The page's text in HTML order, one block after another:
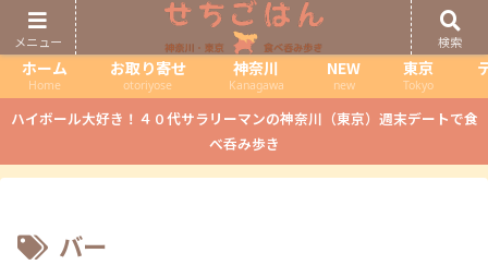
ホーム
Home
お取り寄せ
otoriyose
神奈川
Kanagawa
NEW
new
東京
Tokyo
ハイボール大好き！４０代サラリーマンの神奈川（東京）週末デートで食
べ呑み歩き
バー
メニュー 検索